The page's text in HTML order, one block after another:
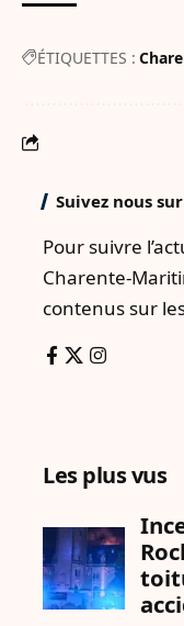
ÉTIQUETTES :
Suivez nous
Pour suivre
Charente-
contenus sur
Les plus vus